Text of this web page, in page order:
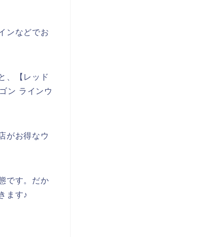
ンなどでお
、【レッド
ン ラインウ
がお得なウ
です。だか
ます♪